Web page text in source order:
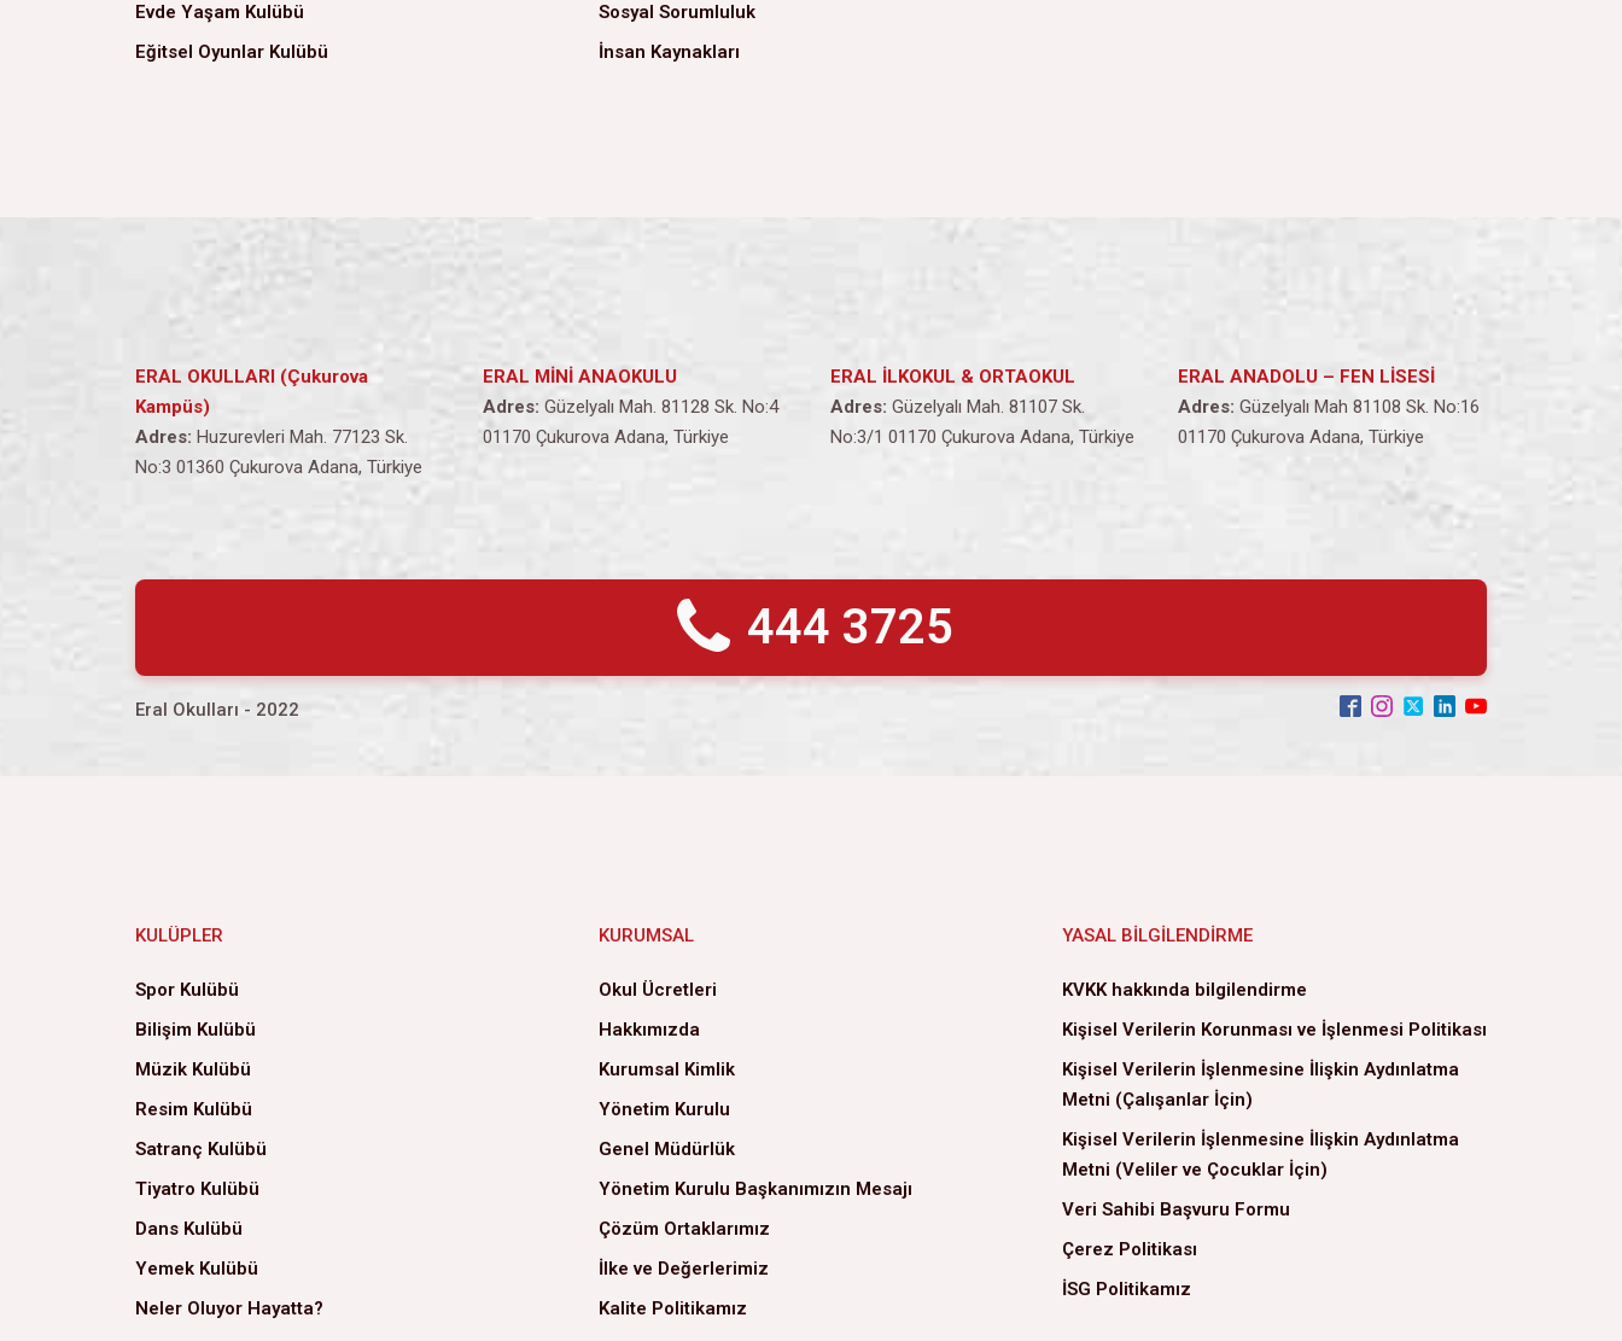
Evde Yaşam Kulübü
Eğitsel Oyunlar Kulübü
Sosyal Sorumluluk
İnsan Kaynakları
ERAL OKULLARI (Çukurova
Kampüs)
Adres: Huzurevleri Mah. 77123 Sk.
No:3 01360 Çukurova Adana, Türkiye
ERAL MİNİ ANAOKULU
Adres: Güzelyalı Mah. 81128 Sk. No:4
01170 Çukurova Adana, Türkiye
ERAL İLKOKUL & ORTAOKUL
Adres: Güzelyalı Mah. 81107 Sk.
No:3/1 01170 Çukurova Adana, Türkiye
ERAL ANADOLU – FEN LİSESİ
Adres: Güzelyalı Mah 81108 Sk. No:16
01170 Çukurova Adana, Türkiye
444 3725
Eral Okulları - 2022
KULÜPLER
Spor Kulübü
Bilişim Kulübü
Müzik Kulübü
Resim Kulübü
Satranç Kulübü
Tiyatro Kulübü
Dans Kulübü
Yemek Kulübü
Neler Oluyor Hayatta?
KURUMSAL
Okul Ücretleri
Hakkımızda
Kurumsal Kimlik
Yönetim Kurulu
Genel Müdürlük
Yönetim Kurulu Başkanımızın Mesajı
Çözüm Ortaklarımız
İlke ve Değerlerimiz
Kalite Politikamız
YASAL BILGILENDIRME
KVKK hakkında bilgilendirme
Kişisel Verilerin Korunması ve İşlenmesi Politikası
Kişisel Verilerin İşlenmesine İlişkin Aydınlatma
Metni (Çalışanlar İçin)
Kişisel Verilerin İşlenmesine İlişkin Aydınlatma
Metni (Veliler ve Çocuklar İçin)
Veri Sahibi Başvuru Formu
Çerez Politikası
İSG Politikamız